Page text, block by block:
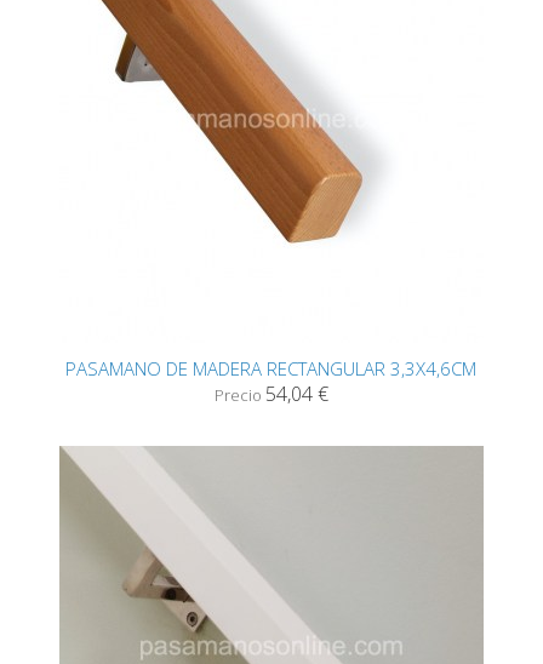
PASAMANO DE MADERA RECTANGULAR 3,3X4,6CM
Precio 54,04 €